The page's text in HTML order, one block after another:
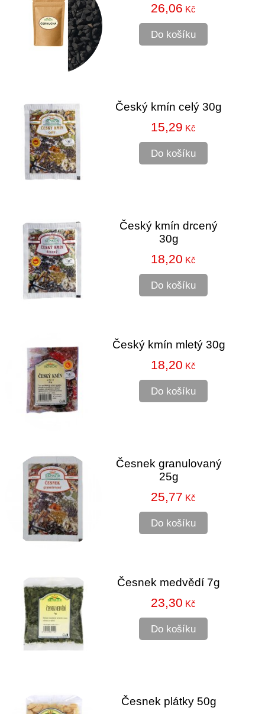
26,06 Kč
Do košíku
Český kmín celý 30g
15,29 Kč
Do košíku
Český kmín drcený
30g
18,20 Kč
Do košíku
Český kmín mletý 30g
18,20 Kč
Do košíku
Česnek granulovaný
25g
25,77 Kč
Do košíku
Česnek medvědí 7g
23,30 Kč
Do košíku
Česnek plátky 50g